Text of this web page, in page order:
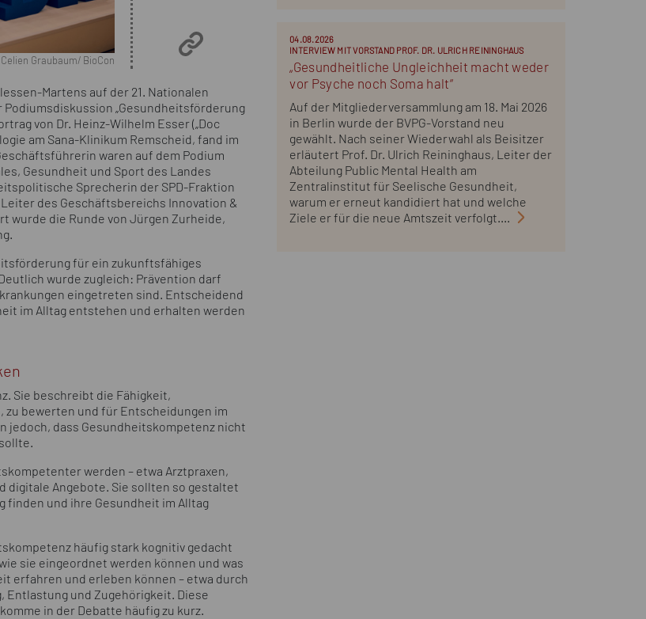
Graubaum/ BioCon
Martens auf der 21. Nationalen
„Gesundheitsförderung
von Dr. Heinz-Wilhelm Esser („Doc
am Sana-Klinikum Remscheid, fand im
waren auf dem Podium
Gesundheit und Sport des Landes
Sprecherin der SPD-Fraktion
des Geschäftsbereichs Innovation &
wurde die Runde von Jürgen Zurheide,
für ein zukunftsfähiges
wurde zugleich: Prävention darf
eingetreten sind. Entscheidend
im Alltag entstehen und erhalten werden
Sie beschreibt die Fähigkeit,
bewerten und für Entscheidungen im
jedoch, dass Gesundheitskompetenz nicht
werden – etwa Arztpraxen,
digitale Angebote. Sie sollten so gestaltet
finden und ihre Gesundheit im Alltag
häufig stark kognitiv gedacht
sie eingeordnet werden können und was
erfahren und erleben können – etwa durch
Entlastung und Zugehörigkeit. Diese
in der Debatte häufig zu kurz.
04.08.2026
INTERVIEW MIT VORSTAND PROF. DR. ULRICH REININGHAUS
„Gesundheitliche Ungleichheit macht weder
vor Psyche noch Soma halt“
Auf der Mitgliederversammlung am 18. Mai 2026
in Berlin wurde der BVPG-Vorstand neu
gewählt. Nach seiner Wiederwahl als Beisitzer
erläutert Prof. Dr. Ulrich Reininghaus, Leiter der
Abteilung Public Mental Health am
Zentralinstitut für Seelische Gesundheit,
warum er erneut kandidiert hat und welche
Ziele er für die neue Amtszeit verfolgt....